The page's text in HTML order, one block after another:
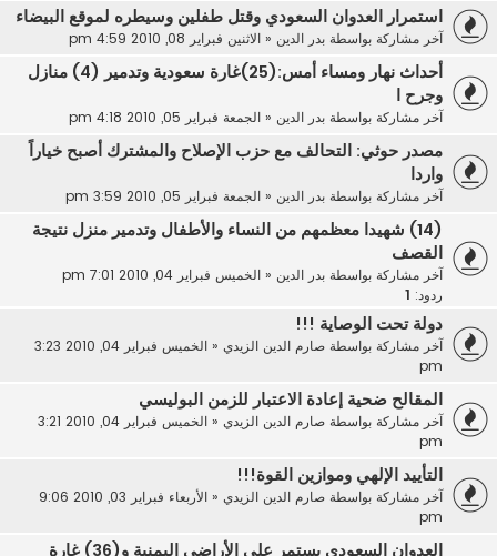
استمرار العدوان السعودي وقتل طفلين وسيطره لموقع البيضاء
آخر مشاركة بواسطة بدر الدين« الاثنين فبراير 08, 2010 4:59 pm
أحداث نهار ومساء أمس:(25)غارة سعودية وتدمير (4) منازل
وجرح ا
آخر مشاركة بواسطة بدر الدين« الجمعة فبراير 05, 2010 4:18 pm
مصدر حوثي: التحالف مع حزب الإصلاح والمشترك أصبح خياراً
واردا
آخر مشاركة بواسطة بدر الدين« الجمعة فبراير 05, 2010 3:59 pm
(14) شهيدا معظمهم من النساء والأطفال وتدمير منزل نتيجة
القصف
آخر مشاركة بواسطة بدر الدين« الخميس فبراير 04, 2010 7:01 pm
ردود:
دولة تحت الوصاية !!!
آخر مشاركة بواسطة صارم الدين الزيدي«
الخميس فبراير 04, 2010 3:23
pm
المقالح ضحية إعادة الاعتبار للزمن البوليسي
آخر مشاركة بواسطة صارم الدين الزيدي«
الخميس فبراير 04, 2010 3:21
pm
التأييد الإلهي وموازين القوة!!!
آخر مشاركة بواسطة صارم الدين الزيدي«
الأربعاء فبراير 03, 2010 9:06
pm
العدوان السعودي يستمر على الأراضي اليمنية و(36) غارة